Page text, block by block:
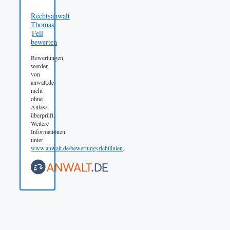
Rechtsanwalt
Thomas
Feil
bewerten
Bewertungen
werden
von
anwalt.de
nicht
ohne
Anlass
überprüft.
Weitere
Informationen
unter
www.anwalt.de/bewertungsrichtlinien.